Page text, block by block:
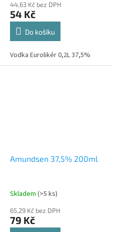
44,63 Kč bez DPH
54 Kč
Do košíku
Vodka Eurolikér 0,2L 37,5%
Amundsen 37,5% 200ml
Skladem (>5 ks)
65,29 Kč bez DPH
79 Kč